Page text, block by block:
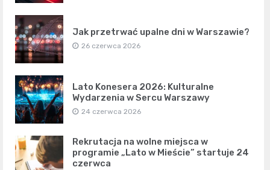
Jak przetrwać upalne dni w Warszawie?
26 czerwca 2026
Lato Konesera 2026: Kulturalne
Wydarzenia w Sercu Warszawy
24 czerwca 2026
Rekrutacja na wolne miejsca w
programie „Lato w Mieście” startuje 24
czerwca